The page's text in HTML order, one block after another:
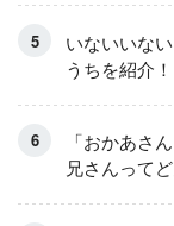
いないいな
うちを紹介
「おかあさ
兄さんって